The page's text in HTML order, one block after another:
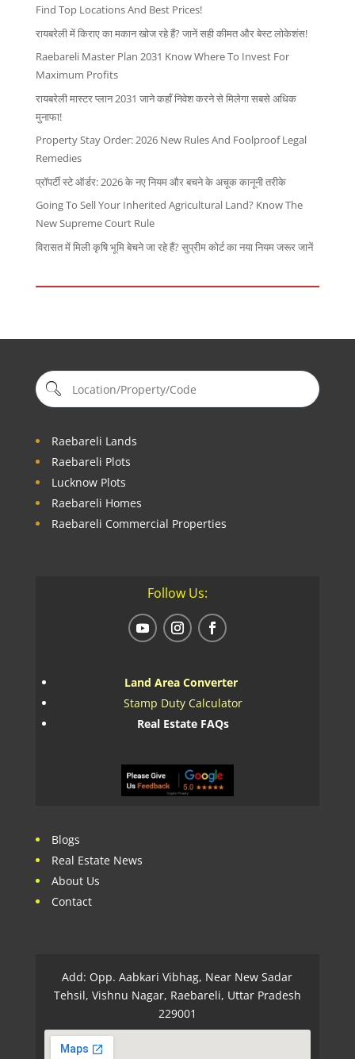
Find Top Locations And Best Prices!
रायबरेली में किराए का मकान खोज रहे हैं? जानें सही कीमत और बेस्ट लोकेशंस!
Raebareli Master Plan 2031 Know Where To Invest For
Maximum Profits
रायबरेली मास्टर प्लान 2031 जाने कहाँ निवेश करने से मिलेगा सबसे अधिक
मुनाफा!
Property Stay Order: 2026 New Rules And Foolproof Legal
Remedies
प्रॉपर्टी स्टे ऑर्डर: 2026 के नए नियम और बचने के अचूक कानूनी तरीके
Going To Sell Your Inherited Agricultural Land? Know The
New Supreme Court Rule
विरासत में मिली कृषि भूमि बेचने जा रहे हैं? सुप्रीम कोर्ट का नया नियम जरूर जानें
Raebareli Lands
Raebareli Plots
Lucknow Plots
Raebareli Homes
Raebareli Commercial Properties
Follow Us:
Land Area Converter
Stamp Duty Calculator
Real Estate FAQs
Blogs
Real Estate News
About Us
Contact
Add: Opp. Aabkari Vibhag, Near New Sadar
Tehsil, Vishnu Nagar, Raebareli, Uttar Pradesh
229001